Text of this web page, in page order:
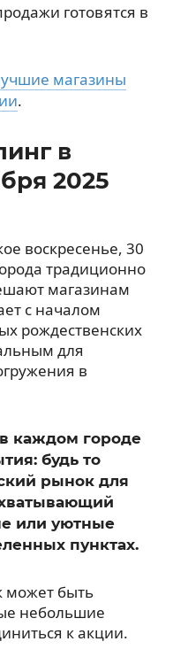
готовятся в
магазины
.
в
2025
воскресенье, 30
традиционно
магазинам
с началом
рождественских
для
в
каждом городе
будь то
рынок для
или уютные
пунктах.
может быть
небольшие
к акции.